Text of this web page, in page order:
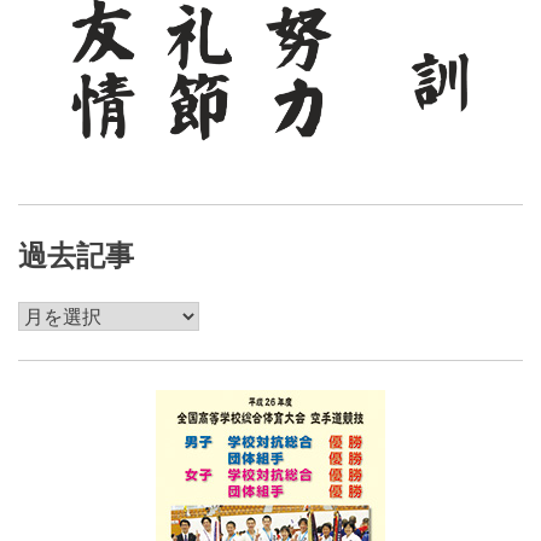
過去記事
過